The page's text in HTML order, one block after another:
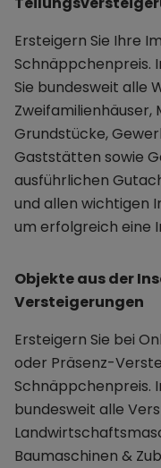
Ersteigern Sie Ihre
Schnäppchenpreis.
Sie bundesweit alle
Zweifamilienhäuser,
Grundstücke,
Gaststätten sowie
ausführlichen
und allen wichtigen
um erfolgreich eine
Objekte aus der
Versteigerungen
Ersteigern Sie bei
oder Präsenz-
Schnäppchenpreis.
bundesweit alle
Baumaschinen &